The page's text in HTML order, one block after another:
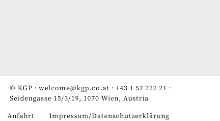
© KGP · welcome@kgp.co.at · +43 1 52 222 21 ·
Seidengasse 15/3/19, 1070 Wien, Austria
Anfahrt Impressum/Datenschutzerklärung